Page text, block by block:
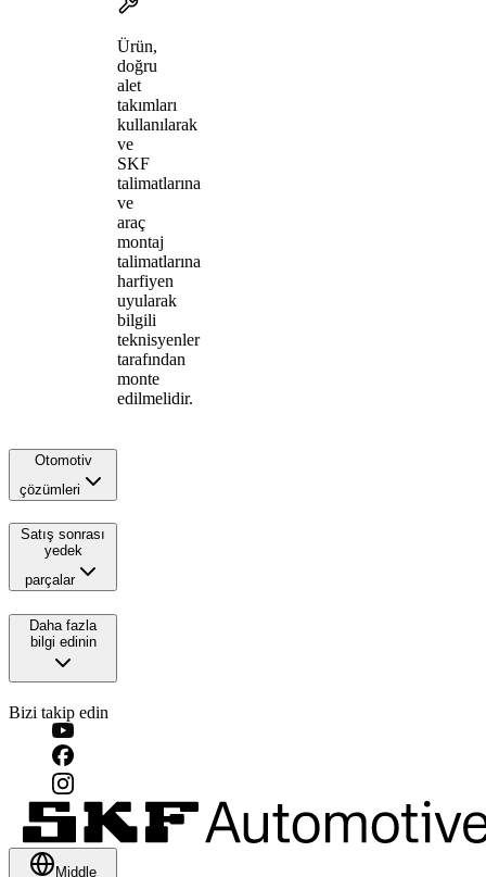
Ürün,
doğru
alet
takımları
kullanılarak
ve
SKF
talimatlarına
ve
araç
montaj
talimatlarına
harfiyen
uyularak
bilgili
teknisyenler
tarafından
monte
edilmelidir.
Otomotiv
çözümleri
Satış sonrası
yedek
parçalar
Daha fazla
bilgi edinin
Bizi takip edin
Middle